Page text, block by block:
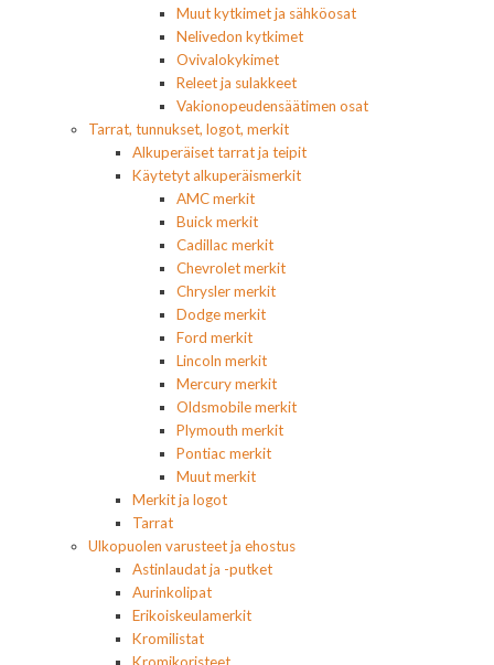
Muut kytkimet ja sähköosat
Nelivedon kytkimet
Ovivalokykimet
Releet ja sulakkeet
Vakionopeudensäätimen osat
Tarrat, tunnukset, logot, merkit
Alkuperäiset tarrat ja teipit
Käytetyt alkuperäismerkit
AMC merkit
Buick merkit
Cadillac merkit
Chevrolet merkit
Chrysler merkit
Dodge merkit
Ford merkit
Lincoln merkit
Mercury merkit
Oldsmobile merkit
Plymouth merkit
Pontiac merkit
Muut merkit
Merkit ja logot
Tarrat
Ulkopuolen varusteet ja ehostus
Astinlaudat ja -putket
Aurinkolipat
Erikoiskeulamerkit
Kromilistat
Kromikoristeet